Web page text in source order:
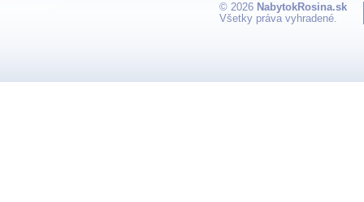
© 2026 NabytokRosina.sk
Všetky práva vyhradené.